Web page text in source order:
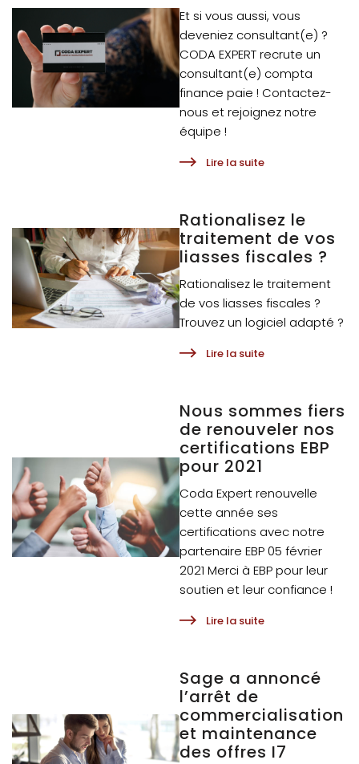
Et si vous aussi, vous
deveniez consultant(e) ?
CODA EXPERT recrute un
consultant(e) compta
finance paie ! Contactez-
nous et rejoignez notre
équipe !
Lire la suite
Rationalisez le
traitement de vos
liasses fiscales ?
Rationalisez le traitement
de vos liasses fiscales ?
Trouvez un logiciel adapté ?
Lire la suite
Nous sommes fiers
de renouveler nos
certifications EBP
pour 2021
Coda Expert renouvelle
cette année ses
certifications avec notre
partenaire EBP 05 février
2021 Merci à EBP pour leur
soutien et leur confiance !
Lire la suite
Sage a annoncé
l’arrêt de
commercialisation
et maintenance
des offres I7